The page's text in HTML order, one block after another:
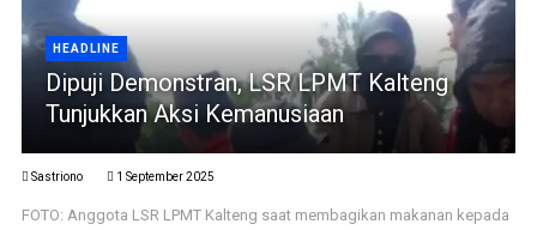
HEADLINE
Dipuji Demonstran, LSR LPMT Kalteng
Tunjukkan Aksi Kemanusiaan
Sastriono 1 September 2025
FOTO: Anggota LSR LPMT Kalteng saat membagikan makanan kepada